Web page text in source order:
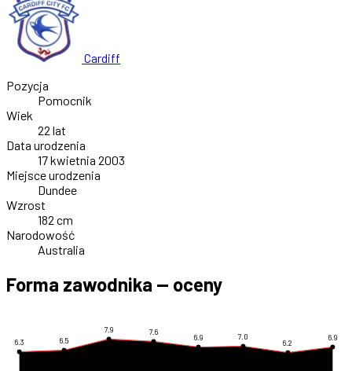
Cardiff
Pozycja
Pomocnik
Wiek
22 lat
Data urodzenia
17 kwietnia 2003
Miejsce urodzenia
Dundee
Wzrost
182 cm
Narodowość
Australia
Forma zawodnika — oceny
6.3 6.5
7.9 7.6
6.9 7.0
6.2
6.9